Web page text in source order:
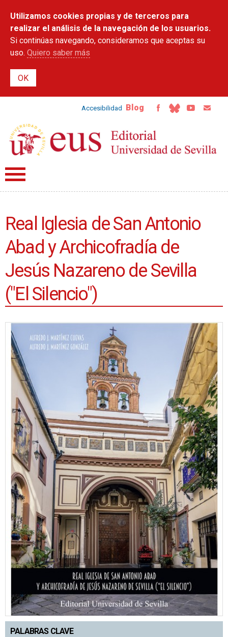
contenido
principal
Utilizamos cookies propias y de terceros para
realizar el análisis de la navegación de los usuarios.
Si continúas navegando, consideramos que aceptas su
uso. Quiero saber más
Accesibilidad Blog
Real Iglesia de San Antonio
Abad y Archicofradía de
Jesús Nazareno de Sevilla
("El Silencio")
PALABRAS CLAVE